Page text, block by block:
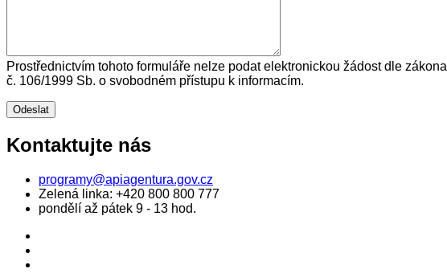
Prostřednictvím tohoto formuláře nelze podat elektronickou žádost dle zákona
č. 106/1999 Sb. o svobodném přístupu k informacím.
Kontaktujte nás
programy@apiagentura.gov.cz
Zelená linka: +420 800 800 777
pondělí až pátek 9 - 13 hod.